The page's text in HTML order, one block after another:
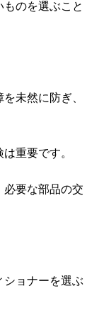
のを選ぶこと
未然に防ぎ、
重要です。
必要な部品の交
ショナーを選ぶ